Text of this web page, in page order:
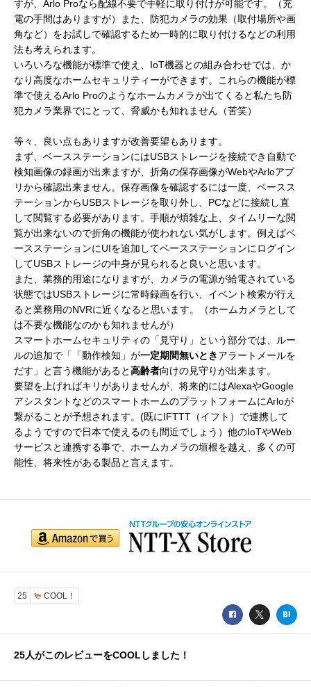
すが、Arlo Proなら配線不要で手軽に取り付けが可能です。（充
電の手間はありますが）また、防犯カメラの効果（取付場所や画
角など）をお試しで確認するため一時的に取り付けるなどの利用
法も考えられます。
いろいろな機能が標準で使え、IoT機器との組み合わせでは、か
なり高度なホームセキュリティーができます。これらの機能が標
準で使えるArlo Proのようなホームカメラが出てくると私たち防
犯カメラ業界でにとって、脅威かも知れません（苦笑）
等々、良い点もありますが改善要望もあります。
まず、ベースステーションにはUSBストレージを接続でき自動で
検知画像の録画が出来ますが、折角の保存画像がWebやArloアプ
リから確認出来ません。保存画像を確認するには一度、ベースス
テーションからUSBストレージを取り外し、PCなどに接続し直
して閲覧する必要があります。手順が煩雑な上、タイムリーな閲
覧が出来ないので折角の機能が使われない気がします。例えばベ
ースステーションにUIを追加してベースステーションにログイン
してUSBストレージの中身が見られると良いと思います。
また、業務的用途になりますが、カメラの電源が給電されている
状態ではUSBストレージに常時録画を行い、イベント検索が行え
ると業務用のNVRに近くなると思います。（ホームカメラとして
は不要な機能なのかも知れませんが）
スマートホームセキュリティの「見守り」という部分では、ルー
ルの追加で「「動作検知」が一定期間無いときアラートメールを
だす」と言う機能があると高齢者向けの見守りが出来ます。
要望を上げればキリがありませんが、将来的にはAlexaやGoogle
アシスタントなどのスマートホームのプラットフォームにArloが
繋がることが予想されます。(既にIFTTT（イフト）で連携して
るようですので日本で使えるのも間近でしょう）他のIoTやWeb
サービスと連携する事で、ホームカメラの垣根を越え、多くの可
能性、将来性がある製品と言えます。
25 COOL！
25人がこのレビューをCOOLしました！